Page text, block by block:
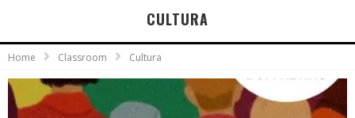
A subida da rampa é diferente!
Faça o bem! Mas, sem olhar a quem!?
CULTURA
Home Classroom Cultura